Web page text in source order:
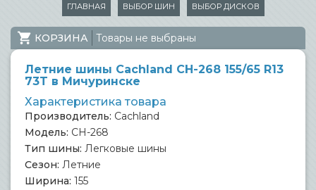
ГЛАВНАЯ ВЫБОР ШИН ВЫБОР ДИСКОВ
КОРЗИНА Товары не выбраны
Летние шины Cachland CH-268 155/65 R13
73T в Мичуринске
Характеристика товара
Производитель: Cachland
Модель: CH-268
Тип шины: Легковые шины
Сезон: Летние
Ширина: 155